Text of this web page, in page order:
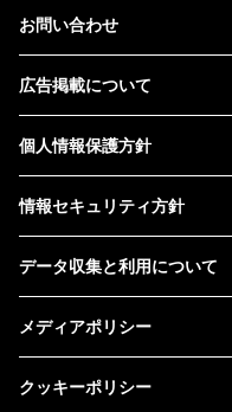
お問い合わせ
広告掲載について
個人情報保護方針
情報セキュリティ方針
データ収集と利用について
メディアポリシー
クッキーポリシー